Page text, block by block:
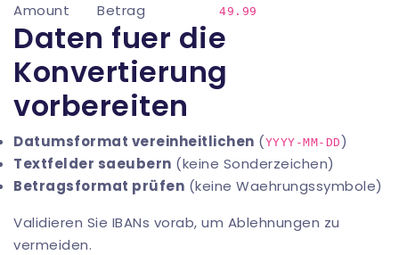
Amount Betrag 49.99
Daten fuer die
Konvertierung
vorbereiten
Datumsformat vereinheitlichen (YYYY-MM-DD)
Textfelder saeubern (keine Sonderzeichen)
Betragsformat prüfen (keine Waehrungssymbole)
Validieren Sie IBANs vorab, um Ablehnungen zu
vermeiden.